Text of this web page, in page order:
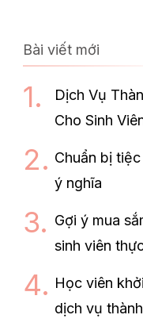
Bài viết mới
Dịch Vụ
Cho Sinh
Chuẩn bị
ý nghĩa
Gợi ý mua
sinh viên
Học viên
dịch vụ